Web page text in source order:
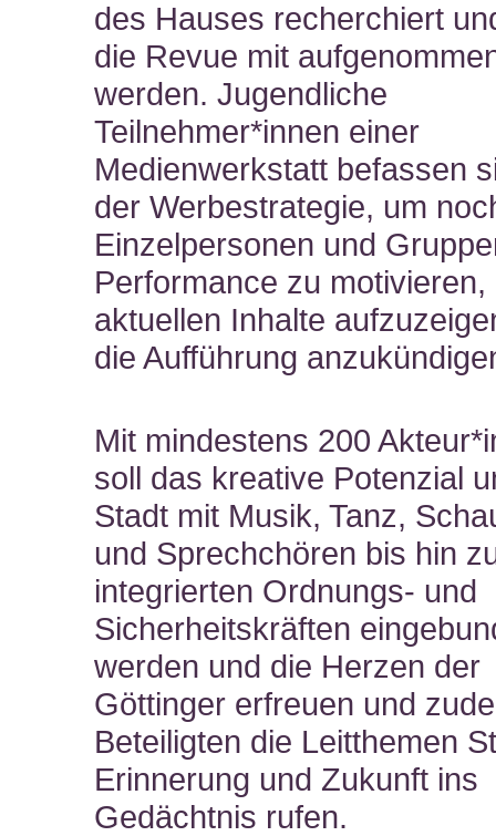
des Hauses recherchiert
die Revue mit
werden. Jugendliche
Teilnehmer*innen einer
Medienwerkstatt befassen
der Werbestrategie, um
Einzelpersonen und
Performance zu motivieren,
aktuellen Inhalte
die Aufführung
Mit mindestens 200
soll das kreative Potenzial
Stadt mit Musik, Tanz,
und Sprechchören bis hin
integrierten Ordnungs- und
Sicherheitskräften
werden und die Herzen der
Göttinger erfreuen und
Beteiligten die Leitthemen
Erinnerung und Zukunft ins
Gedächtnis rufen.